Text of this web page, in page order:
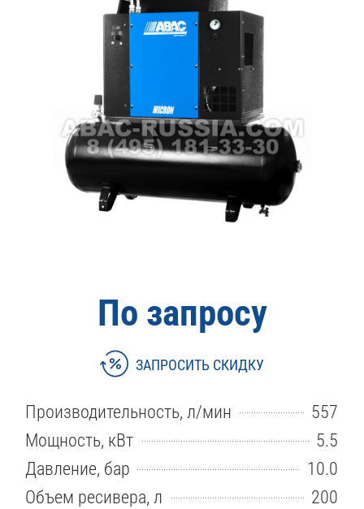
По запросу
ЗАПРОСИТЬ СКИДКУ
Производительность, л/мин
557
Мощность, кВт
5.5
Давление, бар
10.0
Объем ресивера, л
200